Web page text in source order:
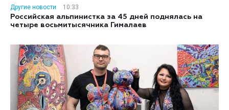
Другие новости
10:33
Российская альпинистка за 45 дней поднялась на
четыре восьмитысячника Гималаев